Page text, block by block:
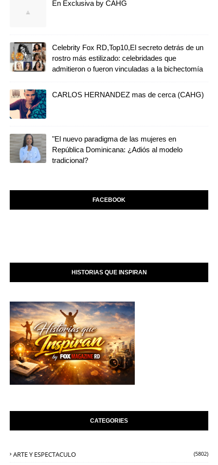
En Exclusiva by CAHG
Celebrity Fox RD,Top10,El secreto detrás de un
rostro más estilizado: celebridades que
admitieron o fueron vinculadas a la bichectomía
CARLOS HERNANDEZ mas de cerca (CAHG)
"El nuevo paradigma de las mujeres en
República Dominicana: ¿Adiós al modelo
tradicional?
FACEBOOK
HISTORIAS QUE INSPIRAN
CATEGORIES
ARTE Y ESPECTACULO (5802)